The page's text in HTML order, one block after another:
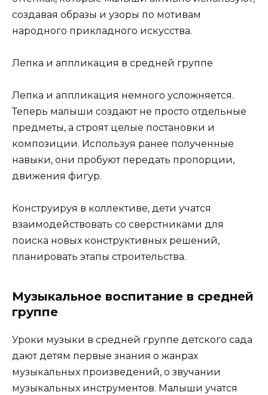
создавая образы и узоры по мотивам
народного прикладного искусства.
Лепка и аппликация в средней группе
Лепка и аппликация немного усложняется.
Теперь малыши создают не просто отдельные
предметы, а строят целые постановки и
композиции. Используя ранее полученные
навыки, они пробуют передать пропорции,
движения фигур.
Конструируя в коллективе, дети учатся
взаимодействовать со сверстниками для
поиска новых конструктивных решений,
планировать этапы строительства.
Музыкальное воспитание в средней
группе
Уроки музыки в средней группе детского сада
дают детям первые знания о жанрах
музыкальных произведений, о звучании
музыкальных инструментов. Малыши учатся